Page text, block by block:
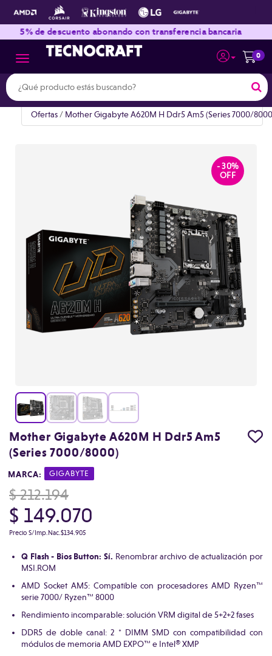
0
Toggle navigation
5% de descuento abonando con transferencia bancaria
Ofertas / Mother Gigabyte A620M H Ddr5 Am5 (Series 7000/
- 30%
Mother Gigabyte A620M H Ddr5 Am5
(Series 7000/8000)
|
MARCA: GIGABYTE
$ 212.194
$ 149.070
Precio S/Imp.Nac.$134.905
Q Flash - Bios Button: Sí. Renombrar archivo de actualización por
MSI.ROM
AMD Socket AM5: Compatible con procesadores AMD Ryzen™
serie 7000/ Ryzen™ 8000
Rendimiento incomparable: solución VRM digital de 5+2+2 fases
DDR5 de doble canal: 2 * DIMM SMD con compatibilidad con
módulos de memoria AMD EXPO™ e Intel® XMP